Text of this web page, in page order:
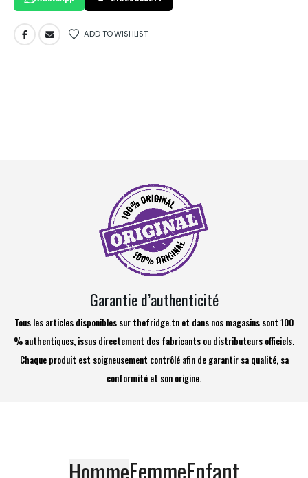
ADD TO WISHLIST
Garantie d’authenticité
Tous les articles disponibles sur thefridge.tn et dans nos magasins sont 100
% authentiques, issus directement des fabricants ou distributeurs officiels.
Chaque produit est soigneusement contrôlé afin de garantir sa qualité, sa
conformité et son origine.
FemmeEnfant